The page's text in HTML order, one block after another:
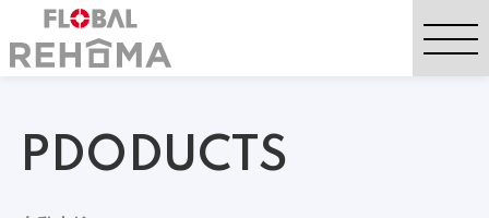
PDODUCTS